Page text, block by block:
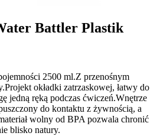
Battler Plastik
2500 ml.Z przenośnym
okładki zatrzaskowej, łatwy do
jedną ręką podczas ćwiczeń.Wnętrze
do kontaktu z żywnością, a
wolny od BPA pozwala chronić
blisko natury.